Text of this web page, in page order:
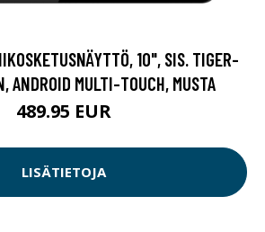
10", SIS. TIGER-
ANDROID MULTI-TOUCH, MUSTA
489.95 EUR
LISÄTIETOJA